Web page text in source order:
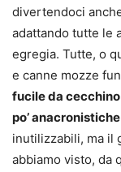
divertendoci
adattando tutte le
egregia. Tutte, o
e canne mozze
fucile da
po’
inutilizzabili, ma il
abbiamo visto, da